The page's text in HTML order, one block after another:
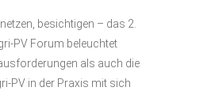
besichtigen – das 2.
PV Forum beleuchtet
als auch die
PV in der Praxis mit sich